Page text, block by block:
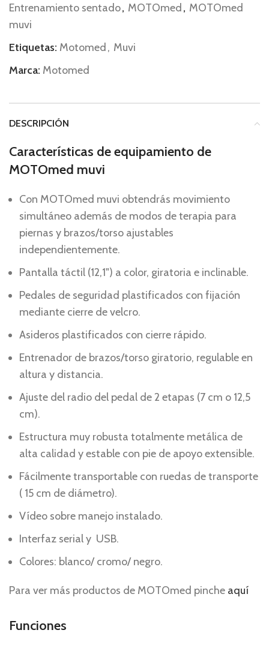
Entrenamiento sentado, MOTOmed , MOTOmed
muvi
Etiquetas: Motomed , Muvi
Marca: Motomed
DESCRIPCIÓN
Características de equipamiento de
MOTOmed muvi
Con MOTOmed muvi obtendrás movimiento
simultáneo además de modos de terapia para
piernas y brazos/torso ajustables
independientemente.
Pantalla táctil (12,1") a color, giratoria e inclinable.
Pedales de seguridad plastificados con fijación
mediante cierre de velcro.
Asideros plastificados con cierre rápido.
Entrenador de brazos/torso giratorio, regulable en
altura y distancia.
Ajuste del radio del pedal de 2 etapas (7 cm o 12,5
cm).
Estructura muy robusta totalmente metálica de
alta calidad y estable con pie de apoyo extensible.
Fácilmente transportable con ruedas de transporte
( 15 cm de diámetro).
Vídeo sobre manejo instalado.
Interfaz serial y USB.
Colores: blanco/ cromo/ negro.
Para ver más productos de MOTOmed pinche aquí
Funciones